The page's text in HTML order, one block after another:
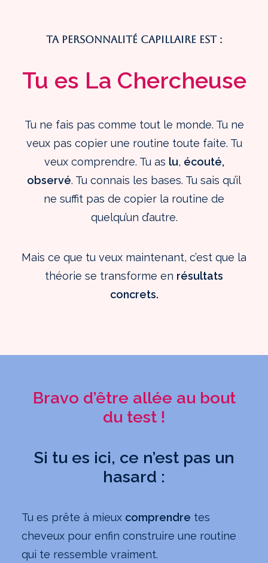
Ta personnalité capillaire est :
Tu es La Chercheuse
Tu ne fais pas comme tout le monde. Tu ne
veux pas copier une routine toute faite. Tu
veux comprendre. Tu as lu, écouté,
observé. Tu connais les bases. Tu sais qu’il
ne suffit pas de copier la routine de
quelqu’un d’autre.
Mais ce que tu veux maintenant, c’est que la
théorie se transforme en résultats
concrets.
Bravo d’être allée au bout
du test !
Si tu es ici, ce n’est pas un
hasard :
Tu es prête à mieux comprendre tes
cheveux pour enfin construire une routine
qui te ressemble vraiment.